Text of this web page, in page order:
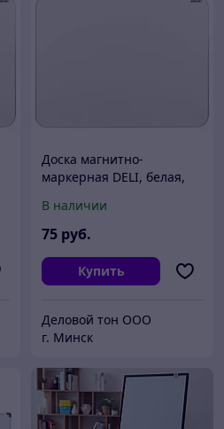
Доска магнитно-
маркерная DELI, белая,
маркеры, стиратель,
крепеж (в комплекте)
В наличии
75 руб.
Купить
Деловой тон ООО
г. Минск